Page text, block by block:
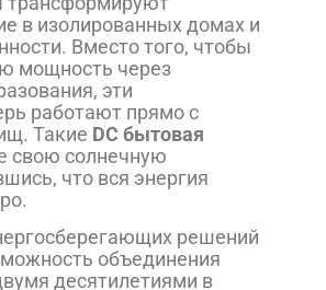
в изолированных домах и
Вместо того, чтобы
мощность через
эти
работают прямо с
Такие DC бытовая
свою солнечную
что вся энергия
решений
объединения
десятилетиями в